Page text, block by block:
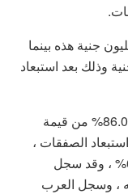
الاجانب صافي شراء بقيمة 6.2 مليون جنية هذه بينما
بقيمة 41.9 مليون جنية وذلك بعد استبعاد
والجدير بالذكر أن تعاملات المصريين مثلت 86.0% من قيمة
الصفقات ،
بينما سجل الأجانب 7.1% وسجل العرب 6.9% ، وقد سجل
252.8 مليون جنيه ، وسجل العرب